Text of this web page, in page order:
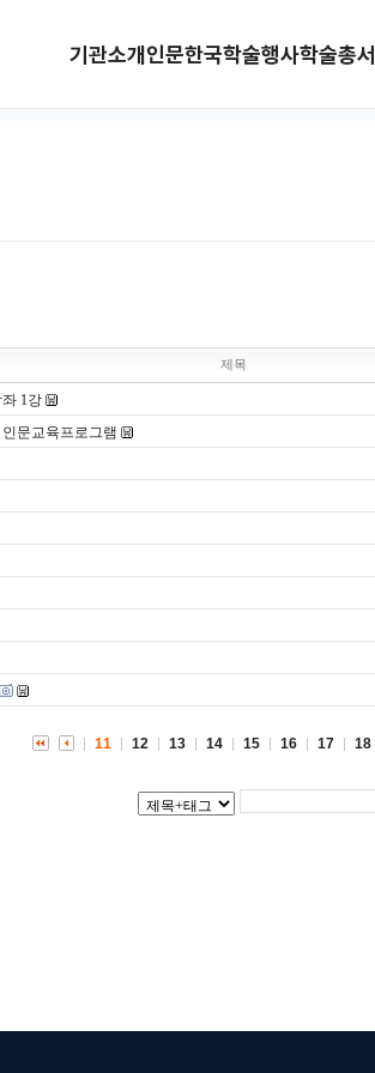
기관소개인문한국학술행사학술총서
제목
1강
문교육프로그램
11 12 13 14 15 16 17 18